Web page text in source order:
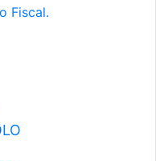
Fiscal.